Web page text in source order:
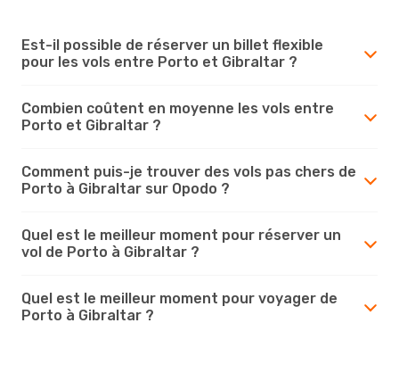
Est-il possible de réserver un billet flexible
pour les vols entre Porto et Gibraltar ?
Combien coûtent en moyenne les vols entre
Porto et Gibraltar ?
Comment puis-je trouver des vols pas chers de
Porto à Gibraltar sur Opodo ?
Quel est le meilleur moment pour réserver un
vol de Porto à Gibraltar ?
Quel est le meilleur moment pour voyager de
Porto à Gibraltar ?